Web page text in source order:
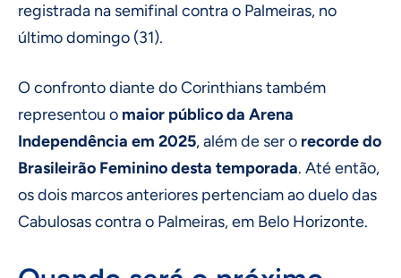
registrada na semifinal contra o Palmeiras, no
último domingo (31).
O confronto diante do Corinthians também
representou o maior público da Arena
Independência em 2025, além de ser o recorde do
Brasileirão Feminino desta temporada. Até então,
os dois marcos anteriores pertenciam ao duelo das
Cabulosas contra o Palmeiras, em Belo Horizonte.